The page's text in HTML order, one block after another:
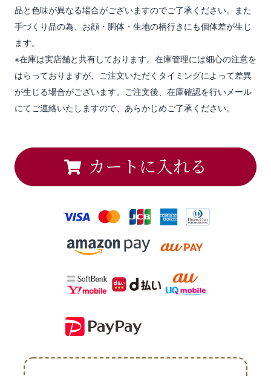
品と色味が異なる場合がございますのでご了承ください。また
手づくり品の為、お顔・胴体・生地の柄行きにも個体差が生じ
ます。
※在庫は実店舗と共有しております。在庫管理には細心の注意を
はらっておりますが、ご注文いただくタイミングによって差異
が生じる場合がございます。ご注文後、在庫確認を行いメール
にてご連絡いたしますので、あらかじめご了承ください。
カートに入れる